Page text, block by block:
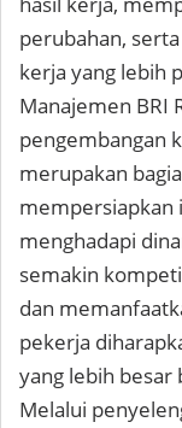
perubahan,
kerja yang lebih
Manajemen BRI
pengembangan
merupakan
mempersiapkan
menghadapi
semakin
dan
pekerja
yang lebih besar
Melalui